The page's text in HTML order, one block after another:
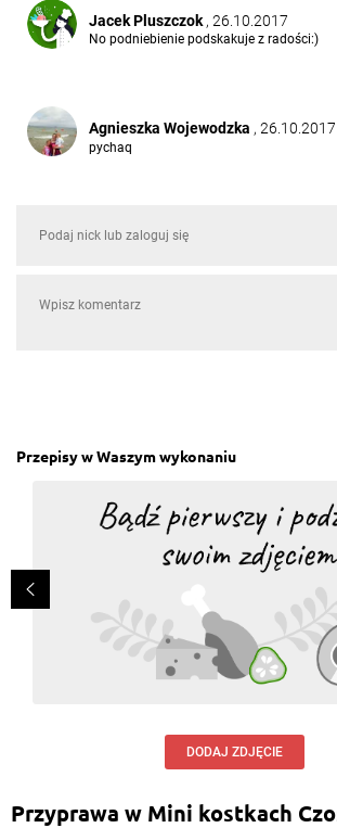
Jacek Pluszczok , 26.10.2017
No podniebienie podskakuje z radości:)
Agnieszka Wojewodzka , 26.10.2017
pychaq
Kamila Sęktas
Przepisy w Waszym wykonaniu
DODAJ ZDJĘCIE
Przyprawa w Mini kostkach